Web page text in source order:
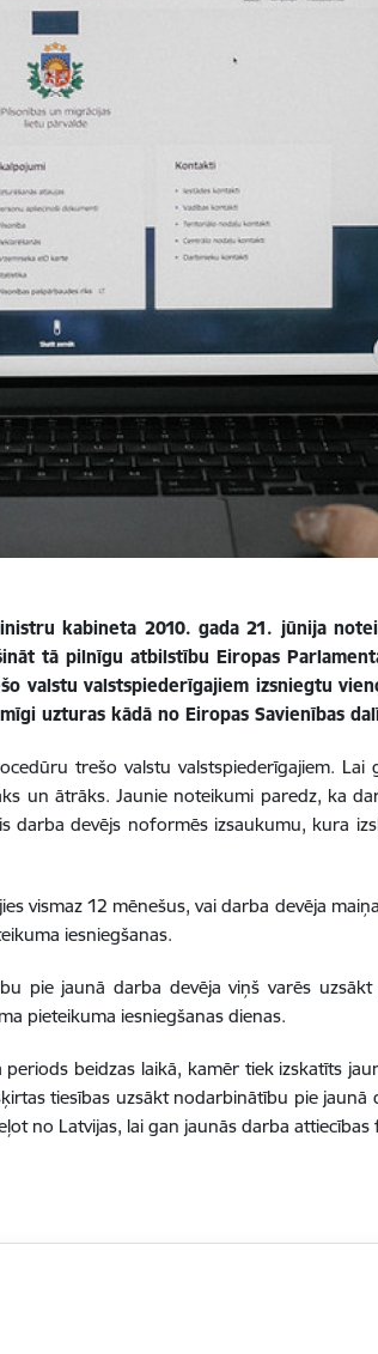
kabineta 2010. gada 21. jūnija
tā pilnīgu atbilstību Eiropas
valstu valstspiederīgajiem izsniegtu
uzturas kādā no Eiropas Savienības
trešo valstu valstspiederīgajiem.
un ātrāks. Jaunie noteikumi paredz, ka
darba devējs noformēs izsaukumu, kura
vismaz 12 mēnešus, vai darba devēja
iesniegšanas.
pie jaunā darba devēja viņš varēs
pieteikuma iesniegšanas dienas.
beidzas laikā, kamēr tiek izskatīts
tiesības uzsākt nodarbinātību pie jaunā
no Latvijas, lai gan jaunās darba